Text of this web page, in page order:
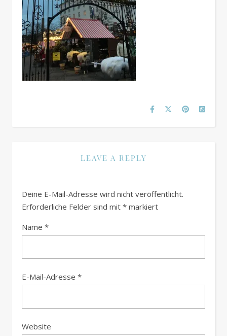
LEAVE A REPLY
Deine E-Mail-Adresse wird nicht veröffentlicht.
Erforderliche Felder sind mit * markiert
Name *
E-Mail-Adresse *
Website